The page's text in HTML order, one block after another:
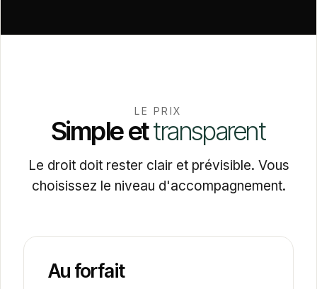
LE PRIX
Simpleettransparent
Le droit doit rester clair et prévisible. Vous
choisissez le niveau d'accompagnement.
Au forfait